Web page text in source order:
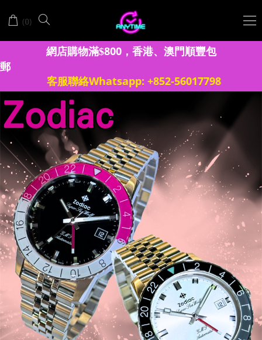
Anytime
時
計
站
│OMEGA
歐
米
茄
│LONGINES
浪
琴
│ERNEST
BOREL
依
波
(0)
網店購物滿$800， 香港、澳門順豐包
郵
客服聯絡Whatsapp: +852-56017798